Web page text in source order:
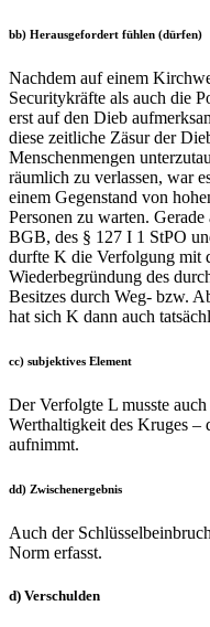
bb) Herausgefordert fühlen (dürfen)
Nachdem auf einem
Securitykräfte als auch die
erst auf den Dieb
diese zeitliche Zäsur der
Menschenmengen
räumlich zu verlassen, war
einem Gegenstand von
Personen zu warten.
BGB, des § 127 I 1 StPO
durfte K die Verfolgung mit
Wiederbegründung des
Besitzes durch Weg- bzw.
hat sich K dann auch
cc) subjektives Element
Der Verfolgte L musste
Werthaltigkeit des Kruges –
aufnimmt.
dd) Zwischenergebnis
Auch der
Norm erfasst.
d) Verschulden